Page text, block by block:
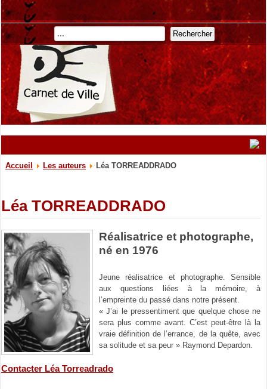
Rechercher
Accueil Les auteurs Léa TORREADDRADO
Léa TORREADDRADO
Réalisatrice et photographe,
né en 1976
Jeune réalisatrice et photographe. Sensible
aux questions liées à la mémoire, à
l’empreinte du passé dans notre présent.
« J’ai le pressentiment que quelque chose ne
sera plus comme avant. C’est peut-être là la
vraie définition de l’errance, de la quête, avec
sa solitude et sa peur » Raymond Depardon.
Contacter Léa Torreadrado